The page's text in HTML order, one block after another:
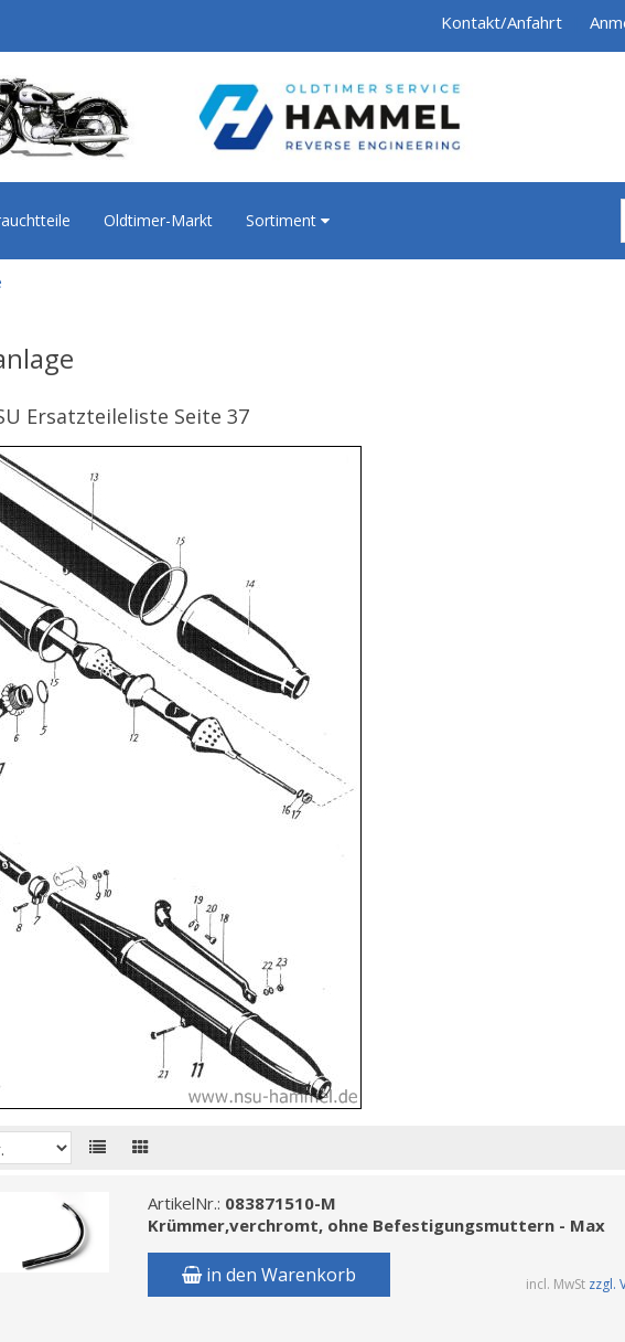
Kontakt/Anfahrt
Oldtimer-Markt Sortiment
Ersatzteileliste Seite 37
ArtikelNr.: 083871510-M
Krümmer,verchromt, ohne Befestigungsmuttern - Max
in den Warenkorb incl. MwSt zzgl.